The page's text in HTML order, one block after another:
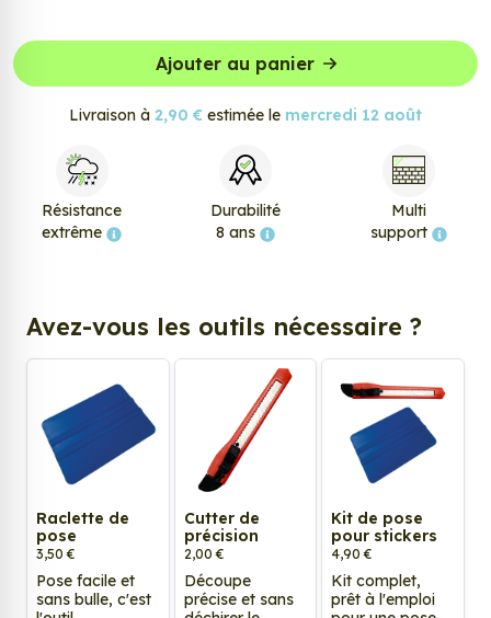
Ajouter au panier
Livraison à 2,90 € estimée le mercredi 12 août
Résistance
extrême
Durabilité
8 ans
Multi
support
Avez-vous les outils nécessaire ?
Raclette de
pose
3,50 €
Pose facile et
sans bulle, c'est
Cutter de
précision
2,00 €
Découpe
précise et sans
Kit de pose
pour stickers
4,90 €
Kit complet,
prêt à l'emploi